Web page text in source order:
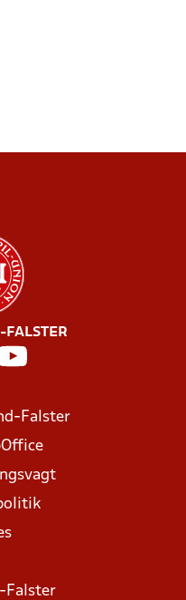
FALSTER
Falster
Falster